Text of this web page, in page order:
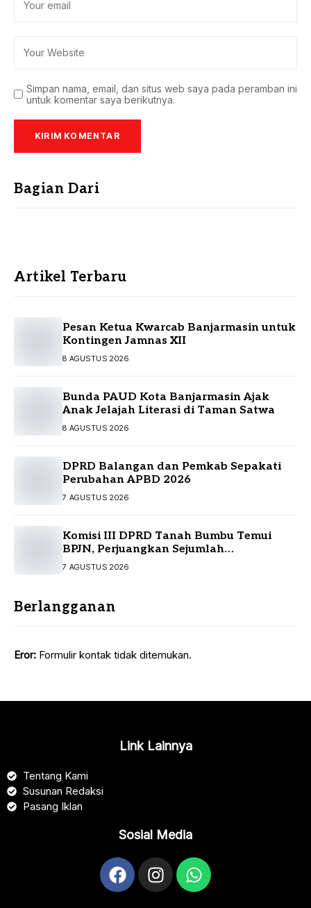
Simpan nama, email, dan situs web saya pada peramban ini
untuk komentar saya berikutnya.
Bagian Dari
Artikel Terbaru
Pesan Ketua Kwarcab Banjarmasin untuk
Kontingen Jamnas XII
8 AGUSTUS 2026
Bunda PAUD Kota Banjarmasin Ajak
Anak Jelajah Literasi di Taman Satwa
8 AGUSTUS 2026
DPRD Balangan dan Pemkab Sepakati
Perubahan APBD 2026
7 AGUSTUS 2026
Komisi III DPRD Tanah Bumbu Temui
BPJN, Perjuangkan Sejumlah
Infrastruktur Strategis
7 AGUSTUS 2026
Berlangganan
Eror: Formulir kontak tidak ditemukan.
Link Lainnya
Tentang Kami
Susunan Redaksi
Pasang Iklan
Sosial Media